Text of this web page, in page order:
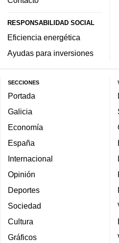
RESPONSABILIDAD SOCIAL
Eficiencia energética
Ayudas para inversiones
SECCIONES
Portada
Galicia
Economía
España
Internacional
Opinión
Deportes
Sociedad
Cultura
Gráficos